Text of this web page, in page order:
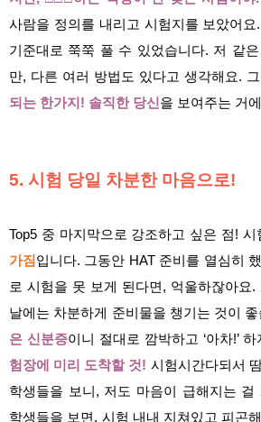
사람을 정의를 내리고 시험지를 보았어
기준대로 쭉쭉 풀 수 있었습니다. 저 같
만, 다른 여러 방법도 있다고 생각해요.
되는 한가지! 솔직한 당신 을 보여주는 거
5. 시험 당일 차분한 마음으로!
Top5 중 마지막으로 강조하고 싶은 점!
가짐입니다. 그동안 HAT 준비를 열심히
로 시험을 못 보게 된다면, 억울하잖아요.
날에는 차분하게 준비물을 챙기는 것이 좋
은 신분증이니 절대로 깜박하고 ‘아차!’
험장에 미리 도착할 것! 시험시간다되서
학생들을 보니, 저도 마음이 급해지는 걸
학생들을 보면, 시험 내내 지쳐있고 피곤